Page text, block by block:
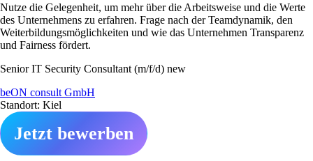
Nutze die Gelegenheit, um mehr über die Arbeitsweise und die Werte
des Unternehmens zu erfahren. Frage nach der Teamdynamik, den
Weiterbildungsmöglichkeiten und wie das Unternehmen Transparenz
und Fairness fördert.
Senior IT Security Consultant (m/f/d) new
beON consult GmbH
Standort: Kiel
Jetzt bewerben